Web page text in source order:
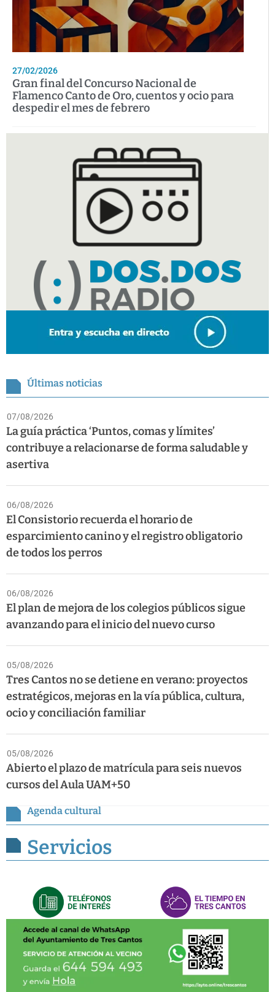
27/02/2026
Gran final del Concurso Nacional de
Flamenco Canto de Oro, cuentos y ocio para
despedir el mes de febrero
Últimas noticias
07/08/2026
La guía práctica ‘Puntos, comas y límites’
contribuye a relacionarse de forma saludable y
asertiva
06/08/2026
El Consistorio recuerda el horario de
esparcimiento canino y el registro obligatorio
de todos los perros
06/08/2026
El plan de mejora de los colegios públicos sigue
avanzando para el inicio del nuevo curso
05/08/2026
Tres Cantos no se detiene en verano: proyectos
estratégicos, mejoras en la vía pública, cultura,
ocio y conciliación familiar
05/08/2026
Abierto el plazo de matrícula para seis nuevos
cursos del Aula UAM+50
Agenda cultural
Servicios